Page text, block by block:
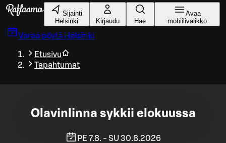
Siirry pääsisältöön
Sijainti
Helsinki
Kirjaudu Hae
Avaa
mobiilivalikko
Varaa pöytä Helsinki
Etusivu
Tapahtumat
Olavinlinna sykkii elokuussa
PE 7.8. - SU 30.8.2026